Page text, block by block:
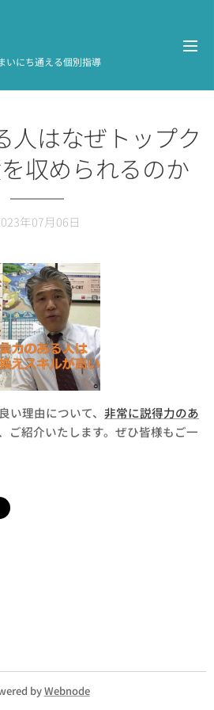
にち通える個別指導
人はなぜトップク
収められるのか
年07月06日
い理由について、 非常に説得力のあ
ご紹介いたします。ぜひ皆様もご一
byWebnode